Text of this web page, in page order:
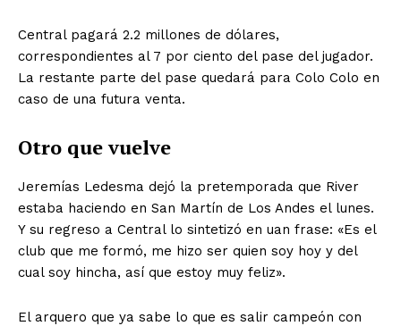
Central pagará 2.2 millones de dólares,
correspondientes al 7 por ciento del pase del jugador.
La restante parte del pase quedará para Colo Colo en
caso de una futura venta.
Otro que vuelve
Jeremías Ledesma dejó la pretemporada que River
estaba haciendo en San Martín de Los Andes el lunes.
Y su regreso a Central lo sintetizó en uan frase: «Es el
club que me formó, me hizo ser quien soy hoy y del
cual soy hincha, así que estoy muy feliz».
El arquero que ya sabe lo que es salir campeón con